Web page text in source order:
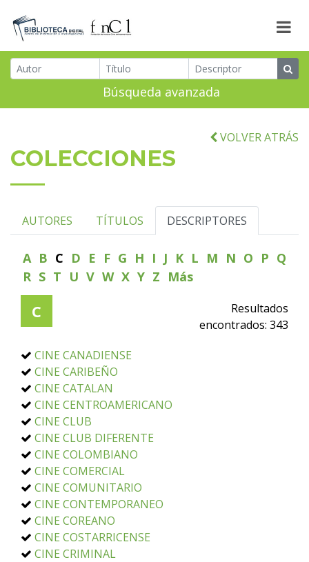
Búsqueda avanzada
VOLVER ATRÁS
COLECCIONES
AUTORES TÍTULOS DESCRIPTORES
A B C D E F G H I J K L M N O P Q
R S T U V W X Y Z Más
C
Resultados
encontrados: 343
CINE CANADIENSE
CINE CARIBEÑO
CINE CATALAN
CINE CENTROAMERICANO
CINE CLUB
CINE CLUB DIFERENTE
CINE COLOMBIANO
CINE COMERCIAL
CINE COMUNITARIO
CINE CONTEMPORANEO
CINE COREANO
CINE COSTARRICENSE
CINE CRIMINAL